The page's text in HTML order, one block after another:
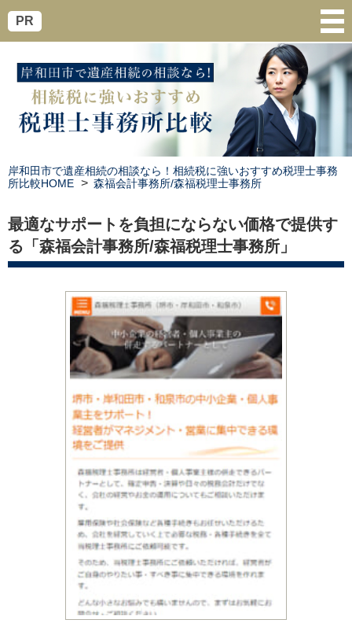
PR
岸和田市で遺産相続の相談なら！相続税に強いおすすめ税理士事務
所比較HOME
森福会計事務所/森福税理士事務所
最適なサポートを負担にならない価格で提供す
る「森福会計事務所/森福税理士事務所」